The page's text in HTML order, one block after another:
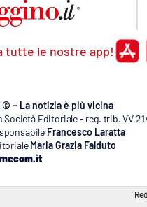
tutte le nostre app!
– La notizia è più vicina
Editoriale - reg. trib. VV
Francesco Laratta
Maria Grazia Falduto